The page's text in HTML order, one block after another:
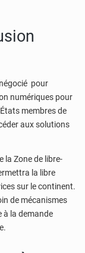
pour
numériques pour
membres de
aux solutions
la Zone de libre-
la libre
sur le continent.
de mécanismes
à la demande